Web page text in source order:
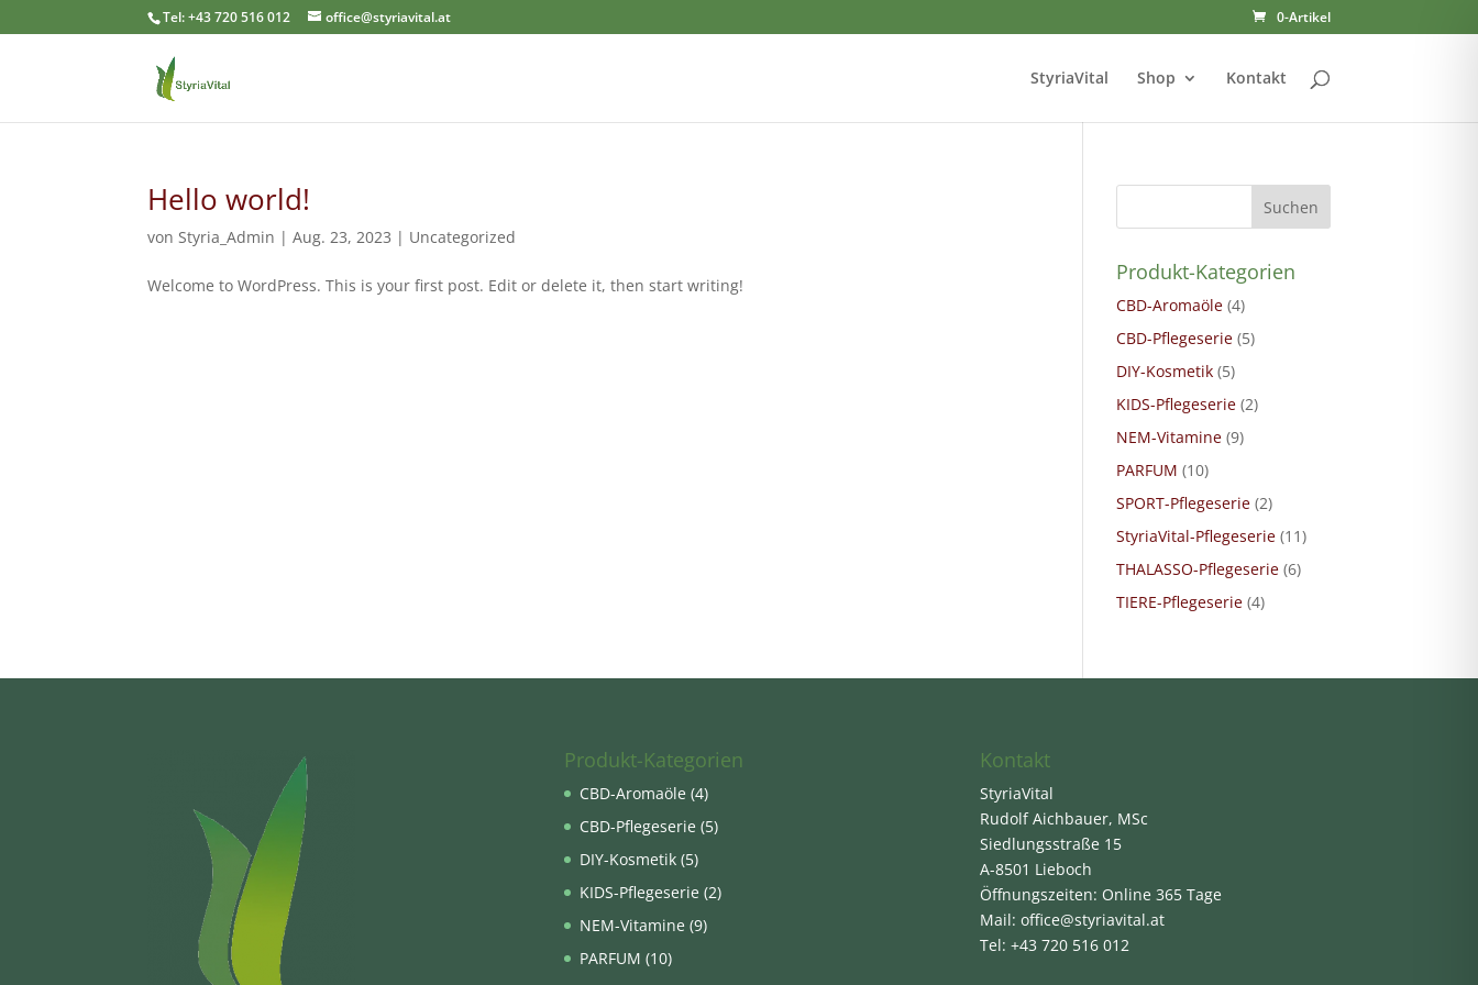
Tel: +43 720 516 012 office@styriavital.at 0-Artikel
StyriaVital Shop Kontakt
Hello world!
vonStyria_Admin |Aug. 23, 2023 | Uncategorized
Welcome to WordPress. This is your first post. Edit or delete it, then start writing!
Suchen
Produkt-Kategorien
CBD-Aromaöle (4)
CBD-Pflegeserie (5)
DIY-Kosmetik (5)
KIDS-Pflegeserie (2)
NEM-Vitamine (9)
PARFUM (10)
SPORT-Pflegeserie (2)
StyriaVital-Pflegeserie (11)
THALASSO-Pflegeserie (6)
TIERE-Pflegeserie (4)
Produkt-Kategorien
CBD-Aromaöle (4)
CBD-Pflegeserie (5)
DIY-Kosmetik (5)
KIDS-Pflegeserie (2)
NEM-Vitamine (9)
PARFUM (10)
Kontakt
StyriaVital
Rudolf Aichbauer, MSc
Siedlungsstraße 15
A-8501 Lieboch
Öffnungszeiten: Online 365 Tage
Mail: office@styriavital.at
Tel: +43 720 516 012